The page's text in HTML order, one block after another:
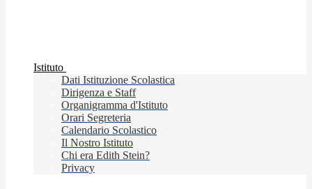
Istituto
Dati Istituzione Scolastica
Dirigenza e Staff
Organigramma d'Istituto
Orari Segreteria
Calendario Scolastico
Il Nostro Istituto
Chi era Edith Stein?
Privacy